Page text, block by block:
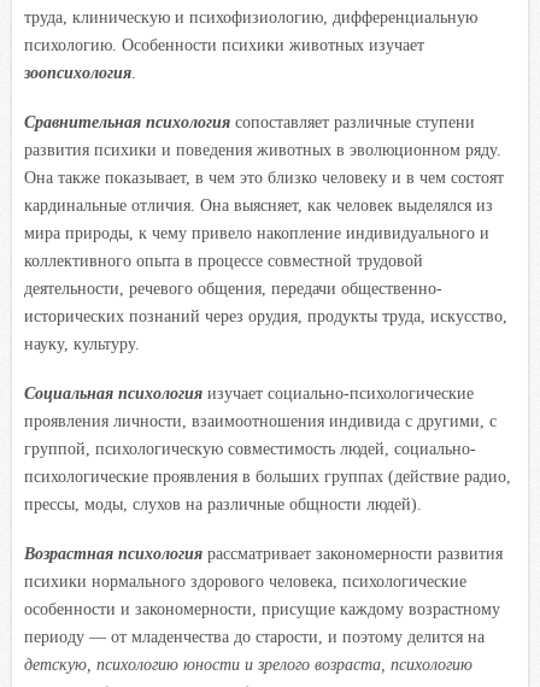
труда, клиническую и психофизиологию, дифференциальную
психологию. Особенности психики животных изучает
зоопсихология
Сравнительная психология сопоставляет различные ступени
развития психики и поведения животных в эволюционном ряду.
Она также показывает, в чем это близко человеку и в чем состоят
кардинальные отличия. Она выясняет, как человек выделялся из
мира природы, к чему привело накопление индивидуального и
коллективного опыта в процессе совместной трудовой
деятельности, речевого общения, передачи общественно-
исторических познаний через орудия, продукты труда, искусство,
науку, культуру.
Социальная психология изучает социально-психологические
проявления личности, взаимоотношения индивида с другими, с
группой, психологическую совместимость людей, социально-
психологические проявления в больших группах (действие радио,
прессы, моды, слухов на различные общности людей).
Возрастная психология рассматривает закономерности развития
психики нормального здорового человека, психологические
особенности и закономерности, присущие каждому возрастному
периоду — от младенчества до старости, и поэтому делится на
детскую, психологию юности и зрелого возраста, психологию